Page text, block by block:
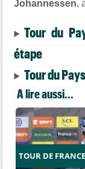
Johannessen,
Tour du
étape
Tour du
A lire aussi...
TOUR DE